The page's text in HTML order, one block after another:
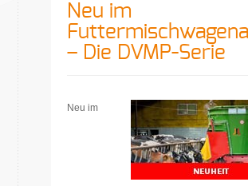
Neu im
– Die DVMP-Serie
Neu im